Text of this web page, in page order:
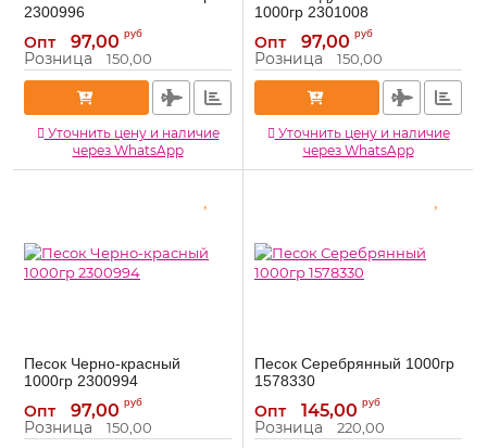
2300996
Артикул: 2300996
Опт 97,00 руб
Розница 150,00
Уточнить цену и наличие
через WhatsApp
1000гр 2301008
Артикул: 2301008
Опт 97,00 руб
Розница 150,00
Уточнить цену и наличие
через WhatsApp
Песок Черно-красный
1000гр 2300994
Артикул: 2300994
Опт 97,00 руб
Розница 150,00
Песок Серебрянный 1000гр
1578330
Артикул: 1578330
Опт 145,00 руб
Розница 220,00